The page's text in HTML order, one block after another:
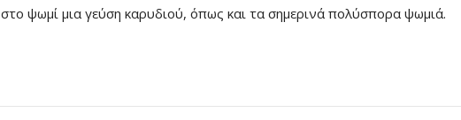
ψωμί μια γεύση καρυδιού, όπως και τα σημερινά πολύσπορα ψωμιά.